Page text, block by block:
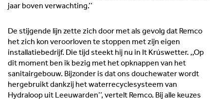
jaar boven verwachting.’’
De stijgende lijn zette zich door met als gevolg dat Remco
het zich kon veroorloven te stoppen met zijn eigen
installatiebedrijf. Die tijd steekt hij nu in It Krúswetter. ,,Op
dit moment ben ik bezig met het opknappen van het
sanitairgebouw. Bijzonder is dat ons douchewater wordt
hergebruikt dankzij het waterrecyclesysteem van
Hydraloop uit Leeuwarden’’, vertelt Remco. Bij alle keuzes
‘It kin net’ komt niet in het woordenboek van Ester en